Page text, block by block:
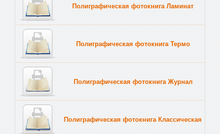
Полиграфическая фотокнига Ламинат
Полиграфическая фотокнига Термо
Полиграфическая фотокнига Журнал
Полиграфическая фотокнига Классическая